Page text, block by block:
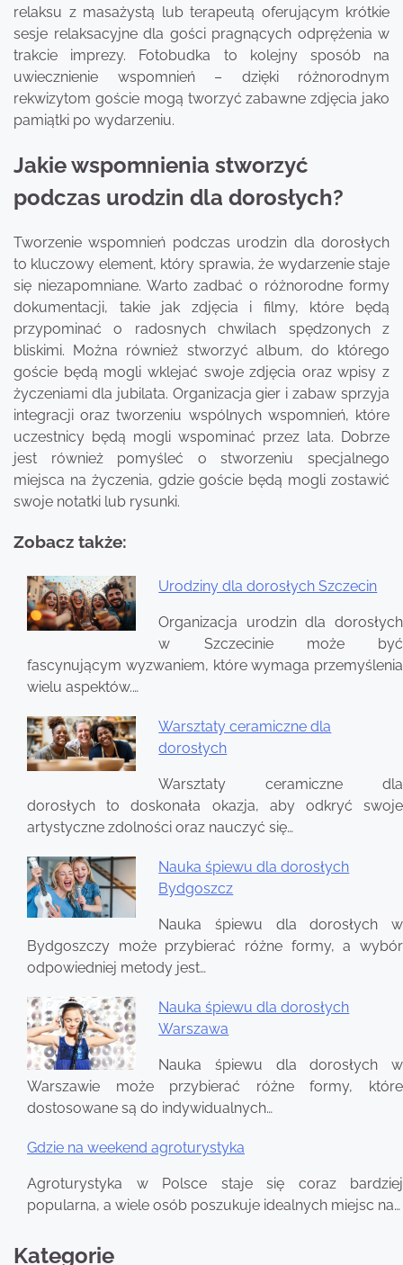
relaksu z masażystą lub terapeutą oferującym krótkie
sesje relaksacyjne dla gości pragnących odprężenia w
trakcie imprezy. Fotobudka to kolejny sposób na
uwiecznienie wspomnień – dzięki różnorodnym
rekwizytom goście mogą tworzyć zabawne zdjęcia jako
pamiątki po wydarzeniu.
Jakie wspomnienia stworzyć
podczas urodzin dla dorosłych?
Tworzenie wspomnień podczas urodzin dla dorosłych
to kluczowy element, który sprawia, że wydarzenie staje
się niezapomniane. Warto zadbać o różnorodne formy
dokumentacji, takie jak zdjęcia i filmy, które będą
przypominać o radosnych chwilach spędzonych z
bliskimi. Można również stworzyć album, do którego
goście będą mogli wklejać swoje zdjęcia oraz wpisy z
życzeniami dla jubilata. Organizacja gier i zabaw sprzyja
integracji oraz tworzeniu wspólnych wspomnień, które
uczestnicy będą mogli wspominać przez lata. Dobrze
jest również pomyśleć o stworzeniu specjalnego
miejsca na życzenia, gdzie goście będą mogli zostawić
swoje notatki lub rysunki.
Zobacz także:
Urodziny dla dorosłych Szczecin
Organizacja urodzin dla dorosłych
w Szczecinie może być
fascynującym wyzwaniem, które wymaga przemyślenia
wielu aspektów.…
Warsztaty ceramiczne dla
dorosłych
Warsztaty ceramiczne dla
dorosłych to doskonała okazja, aby odkryć swoje
artystyczne zdolności oraz nauczyć się…
Nauka śpiewu dla dorosłych
Bydgoszcz
Nauka śpiewu dla dorosłych w
Bydgoszczy może przybierać różne formy, a wybór
odpowiedniej metody jest…
Nauka śpiewu dla dorosłych
Warszawa
Nauka śpiewu dla dorosłych w
Warszawie może przybierać różne formy, które
dostosowane są do indywidualnych…
Gdzie na weekend agroturystyka
Agroturystyka w Polsce staje się coraz bardziej
popularna, a wiele osób poszukuje idealnych miejsc na…
Nawigacja
Kategorie